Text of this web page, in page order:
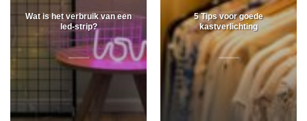
Wat is het verbruik van een
led-strip?
5 Tips voor goede
kastverlichting